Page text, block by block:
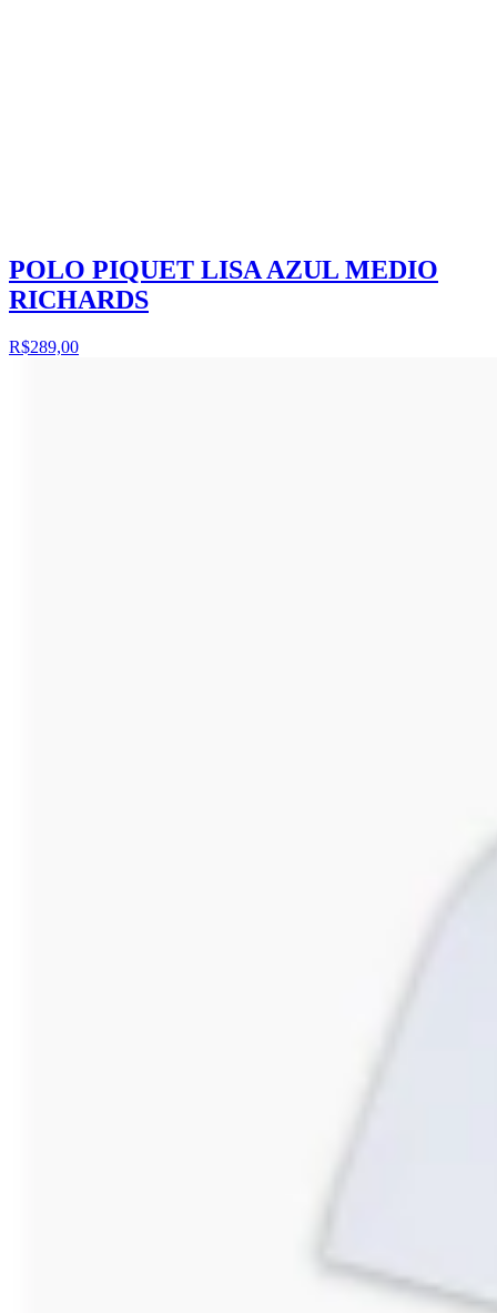
POLO PIQUET LISA AZUL MEDIO
RICHARDS
R$289,00